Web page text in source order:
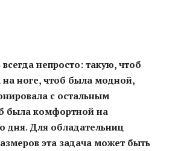
непросто: такую, чтоб
на ноге, чтоб была модной,
с остальным
была комфортной на
дня. Для обладательниц
эта задача может быть